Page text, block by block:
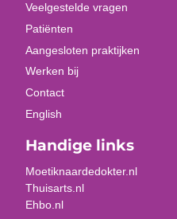
Veelgestelde vragen
Patiënten
Aangesloten praktijken
Werken bij
Contact
English
Handige links
Moetiknaardedokter.nl
Thuisarts.nl
Ehbo.nl